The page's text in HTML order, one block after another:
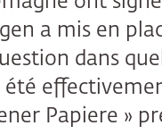
a mis en
dans
Papiere »